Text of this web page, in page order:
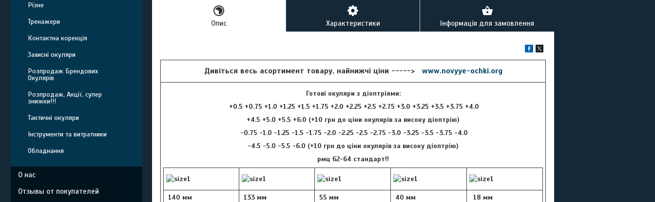
Опис Характеристики Інформація для замовлення
Дивіться весь асортимент товару, найнижчі ціни -----> www.novyye-ochki.org
Готові окуляри з діоптріями:
+0.5 +0.75 +1.0 +1.25 +1.5 +1.75 +2.0 +2.25 +2.5 +2.75 +3.0 +3.25 +3.5 +3.75 +4.0
+4.5 +5.0 +5.5 +6.0 (+10 грн до ціни окулярів за високу діоптрію)
-0.75 -1.0 -1.25 -1.5 -1.75 -2.0 -2.25 -2.5 -2.75 -3.0 -3.25 -3.5 -3.75 -4.0
-4.5 -5.0 -5.5 -6.0 (+10 грн до ціни окулярів за високу діоптрію)
рмц 62-64 стандарт!!
140 мм 133 мм 55 мм 40 мм 18 мм
Різне
Тренажери
Контактна корекція
Захисні окуляри
Розпродаж Брендових
Окулярів
Розпродаж, Акції, супер
знижки!!!
Тактичні окуляри
Інструменти та витратники
Обладнання
О нас
Отзывы от покупателей